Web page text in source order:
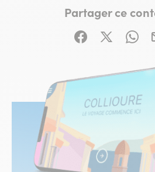
Partager ce
Partager sur
Partager